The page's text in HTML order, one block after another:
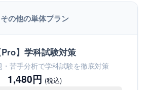
その他の単体プラン
Pro】学科試験対策
苦手分析で学科試験を徹底対策
1,480円 (税込)